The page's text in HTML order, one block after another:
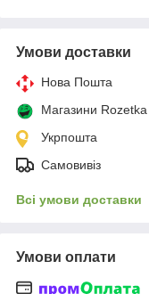
Умови доставки
Нова Пошта
Магазини Rozetka
Укрпошта
Самовивіз
Всі умови доставки
Умови оплати